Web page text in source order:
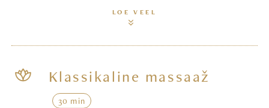
LOE VEEL
Klassikaline massaaž
30 min